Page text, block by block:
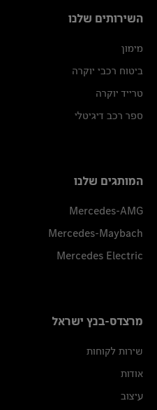
השירותים שלנו
מימון
ביטוח רכבי יוקרה
טרייד יוקרה
ספר רכב דיגיטלי
המותגים שלנו
Mercedes-AMG
Mercedes-Maybach
Mercedes Electric
מרצדס-בנץ ישראל
שירות לקוחות
אודות
עיצוב